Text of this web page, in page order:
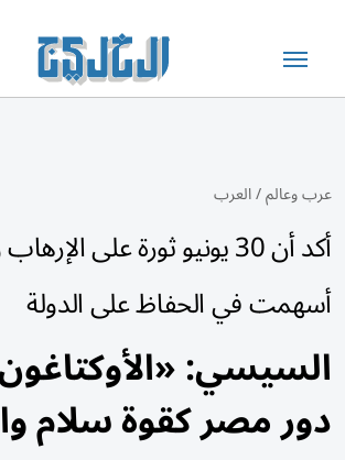
عرب وعالم/العرب
أكد أن 30 يونيو ثورة على
أسهمت في الحفاظ على الدولة
السيسي:
دور مصر كقوة سلام